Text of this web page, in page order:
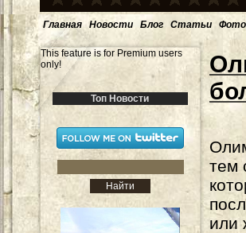
Главная Новости Блог Статьи Фото
This feature is for Premium users
only!
Топ Новости
тем
или